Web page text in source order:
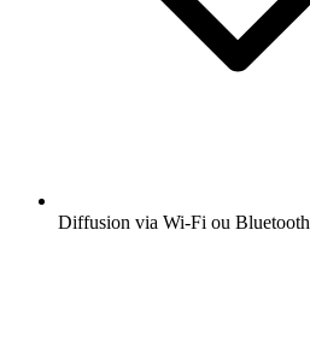
Diffusion via Wi-Fi ou Bluetooth